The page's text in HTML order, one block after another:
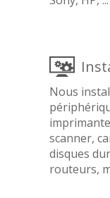
Nous
scanner,
disques
routeurs,